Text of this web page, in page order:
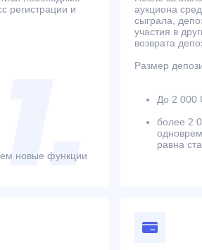
регистрации и
новые функции
аукциона
сыграла,
участия в
возврата
Размер
До 2 000
более 2
равна